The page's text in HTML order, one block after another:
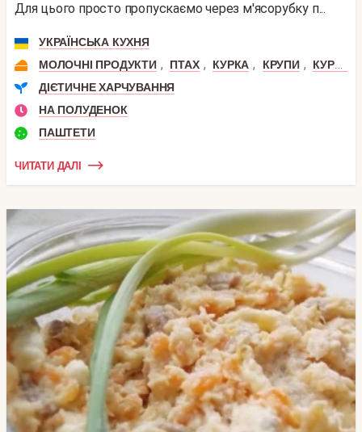
Для цього просто пропускаємо через м'ясорубку п...
УКРАЇНСЬКА КУХНЯ
МОЛОЧНІ ПРОДУКТИ , ПТАХ , КУРКА , КРУПИ ,
КУРЯЧА ПЕЧІНКА
ДІЄТИЧНЕ ХАРЧУВАННЯ
НА ПОЛУДЕНОК
ПАШТЕТИ
ЧИТАТИ ДАЛІ